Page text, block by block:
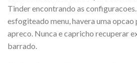
Tinder encontrando as
esfogiteado menu, havera uma opcao
apreco. Nunca e capricho recuperar
barrado.